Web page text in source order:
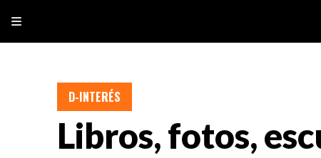
Libros, fotos,
D-INTERÉS